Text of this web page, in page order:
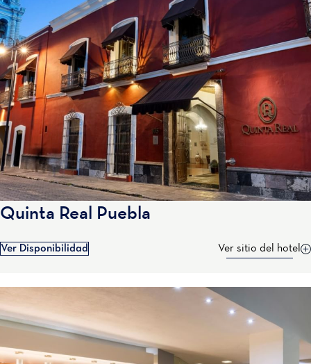
Quinta Real Puebla
Ver Disponibilidad Ver sitio del hotel